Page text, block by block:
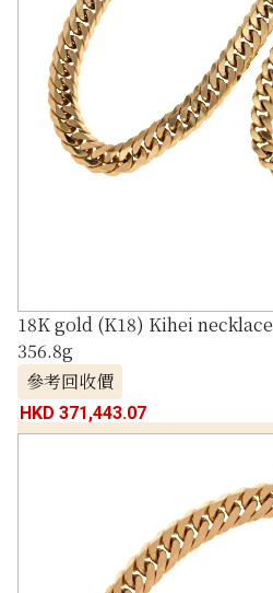
18K gold (K18) Kihei necklace
356.8g
參考回收價
HKD 371,443.07